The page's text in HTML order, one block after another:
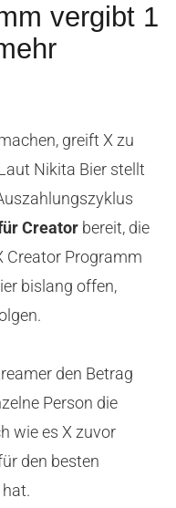
vergibt 1
greift X zu
Nikita Bier stellt
Creator bereit, die
Creator Programm
bislang offen,
den Betrag
Person die
wie es X zuvor
den besten